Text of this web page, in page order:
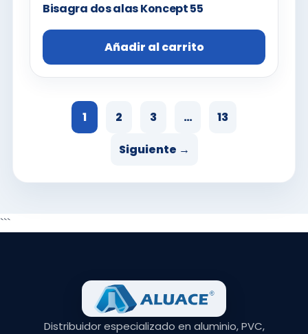
Bisagra dos alas Koncept 55
Añadir al carrito
1 2 3 … 13
Siguiente →
```
Distribuidor especializado en aluminio, PVC,